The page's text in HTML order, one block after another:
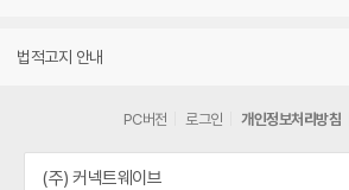
법적고지 안내
PC버전 로그인 개인정보처리방침
(주) 커넥트웨이브